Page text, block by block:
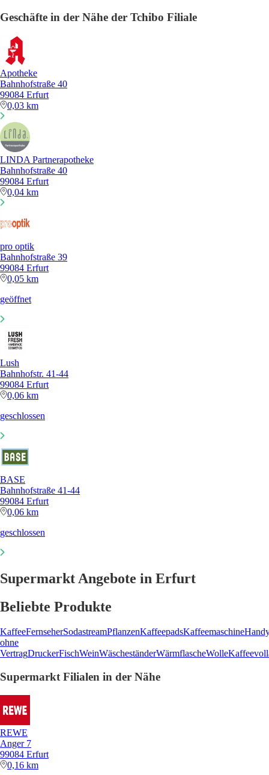
Geschäfte in der Nähe der Tchibo Filiale
Apotheke
Bahnhofstraße 40
99084 Erfurt
0,03 km
LINDA Partnerapotheke
Bahnhofstraße 40
99084 Erfurt
0,04 km
pro optik
Bahnhofstraße 39
99084 Erfurt
0,05 km
geöffnet
Lush
Bahnhofstr. 41-44
99084 Erfurt
0,06 km
geschlossen
BASE
Bahnhofstraße 41-44
99084 Erfurt
0,06 km
geschlossen
Supermarkt Angebote in Erfurt
Beliebte Produkte
KaffeeFernseherSodastreamPflanzenKaffeepadsKaffeemaschine
ohne
VertragDruckerFischWeinWäscheständerWärmflascheWolle
Supermarkt Filialen in der Nähe
REWE
Anger 7
99084 Erfurt
0,16 km